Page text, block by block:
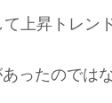
上昇トレン
ったのでは